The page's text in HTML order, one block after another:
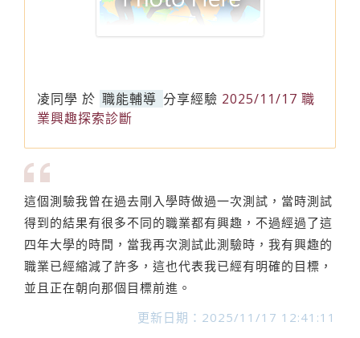
凌同學 於 職能輔導 分享經驗 2025/11/17 職
業興趣探索診斷
這個測驗我曾在過去剛入學時做過一次測試，當時測試
得到的結果有很多不同的職業都有興趣，不過經過了這
四年大學的時間，當我再次測試此測驗時，我有興趣的
職業已經縮減了許多，這也代表我已經有明確的目標，
並且正在朝向那個目標前進。
更新日期：2025/11/17 12:41:11